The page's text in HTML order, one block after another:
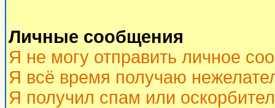
Личные сообщения
Я не могу отправить личное
Я всё время получаю
Я получил спам или